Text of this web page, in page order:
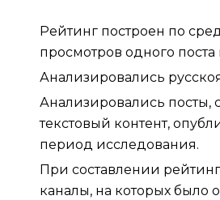
Рейтинг построен по
просмотров одного поста
Анализировались
Анализировались посты,
текстовый контент,
период исследования.
При составлении
каналы, на которых было